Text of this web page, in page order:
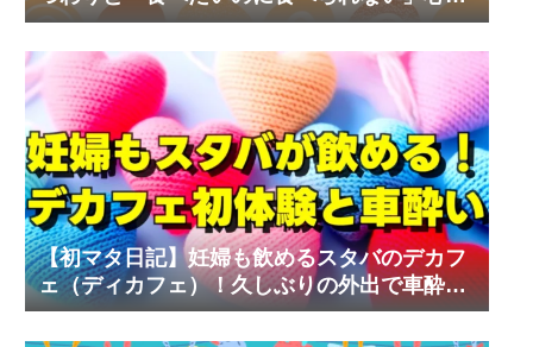
叫び
【初マタ日記】妊婦も飲めるスタバのデカフ
ェ（ディカフェ）！久しぶりの外出で車酔い
の試練